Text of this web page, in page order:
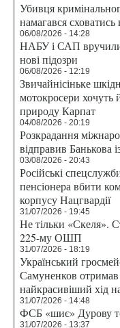
Убивця
намагався
06/08/2026 - 14:28
НАБУ і САП
нові підозри
06/08/2026 - 12:19
Звичайнісіньке
мотокросери хочуть
природу Карпат
04/08/2026 - 20:19
Розкрадання
відправив Банькова
03/08/2026 - 20:43
Російські
пенсіонера вбити
корпусу Нацгвардії
31/07/2026 - 19:45
Не тільки «Скеля».
225-му ОШП
31/07/2026 - 18:19
Український
Самуненков отримав
найкрасивіший хід
31/07/2026 - 14:48
ФСБ «шиє» Дурову
31/07/2026 - 13:37